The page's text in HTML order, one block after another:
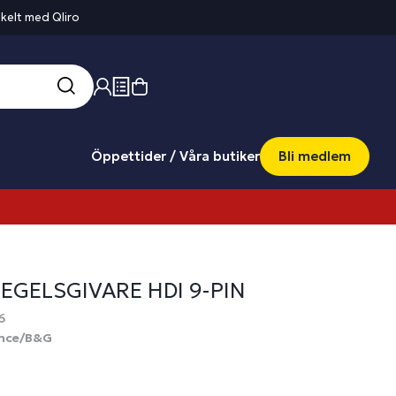
med Qliro
Öppettider / Våra butiker Bli medlem
HDI 9-PIN
B&G